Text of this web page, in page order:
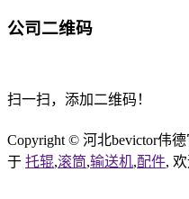
公司二维码
扫一扫，添加二维码！
Copyright © 河北bevictor伟
于 托辊,滚筒,输送机,配件,